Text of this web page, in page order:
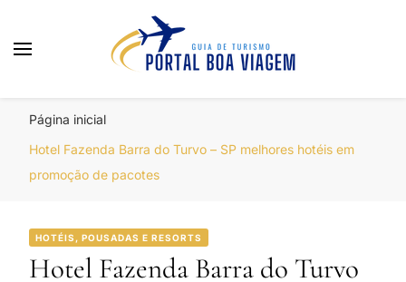
Página inicial
Hotel Fazenda Barra do Turvo – SP melhores hotéis em
promoção de pacotes
HOTÉIS, POUSADAS E RESORTS
Hotel Fazenda Barra do Turvo